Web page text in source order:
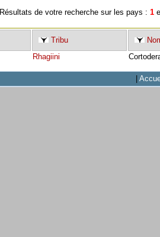
Résultats de votre recherche sur les pays : 1
Tribu
Rhagiini